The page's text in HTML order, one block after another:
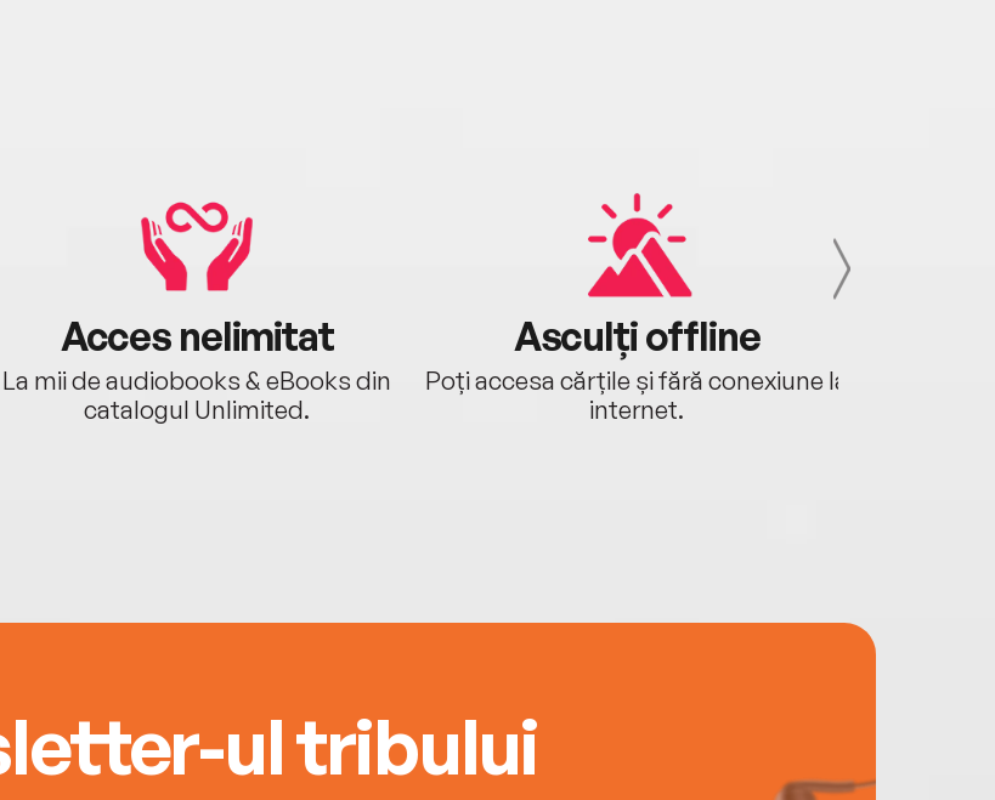
Acces nelimitat
La mii de audiobooks & eBooks din
catalogul Unlimited.
Asculți offline
Poți accesa cărțile și fără conexiune la
internet.
ul tribului